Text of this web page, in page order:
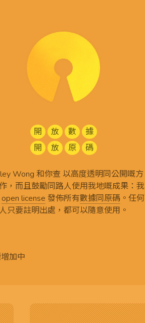
開 放 數
據
開
放 原 碼
Wong 和你查 以高度透明同公開嘅方
，而且鼓勵同路人使用我地嘅成果：我
open license 發佈所有數據同原碼。任何
只要註明出處，都可以隨意使用。
加中